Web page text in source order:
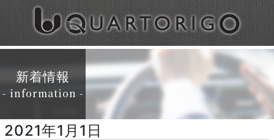
新着情報
- information -
2021年1月1日